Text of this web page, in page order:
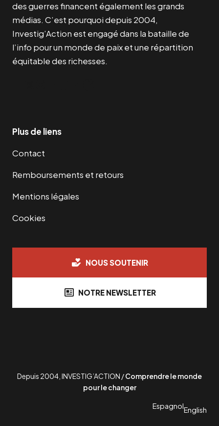
des guerres financent également les grands
médias. C’est pourquoi depuis 2004,
Investig’Action est engagé dans la bataille de
l’info pour un monde de paix et une répartition
équitable des richesses.
Plus de liens
Contact
Remboursements et retours
Mentions légales
Cookies
NOUS SOUTENIR
NOTRE NEWSLETTER
Depuis 2004, INVESTIG’ACTION /Comprendre le monde
pour le changer
EspagnolEnglish